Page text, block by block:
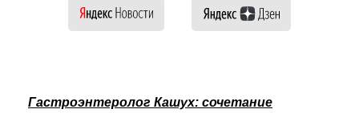
Гастроэнтеролог Кашух: сочетание